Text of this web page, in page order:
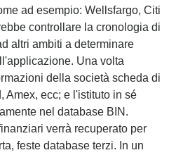
ad esempio: Wellsfargo, Citi
controllare la cronologia di
altri ambiti a determinare
Una volta
della società scheda di
Amex, ecc; e l'istituto in sé
nel database BIN.
verrà recuperato per
feste database terzi. In un